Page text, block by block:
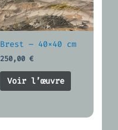
Brest – 40×40 cm
250,00€
Voir l’œuvre